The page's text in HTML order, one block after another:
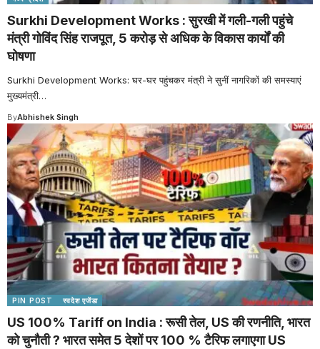
Surkhi Development Works : सुरखी में गली-गली पहुंचे
मंत्री गोविंद सिंह राजपूत, 5 करोड़ से अधिक के विकास कार्यों की
घोषणा
Surkhi Development Works: घर-घर पहुंचकर मंत्री ने सुनीं नागरिकों की समस्याएं
मुख्यमंत्री…
ByAbhishek Singh
PIN POST स्वदेश एजेंडा
US 100% Tariff on India : रूसी तेल, US की रणनीति, भारत
को चुनौती ? भारत समेत 5 देशों पर 100 % टैरिफ लगाएगा US